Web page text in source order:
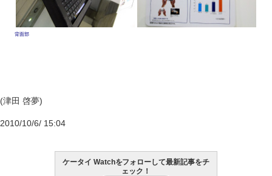
背面部
(津田 啓夢)
2010/10/6/ 15:04
ケータイ Watchをフォローして最新記事をチ
ェック！